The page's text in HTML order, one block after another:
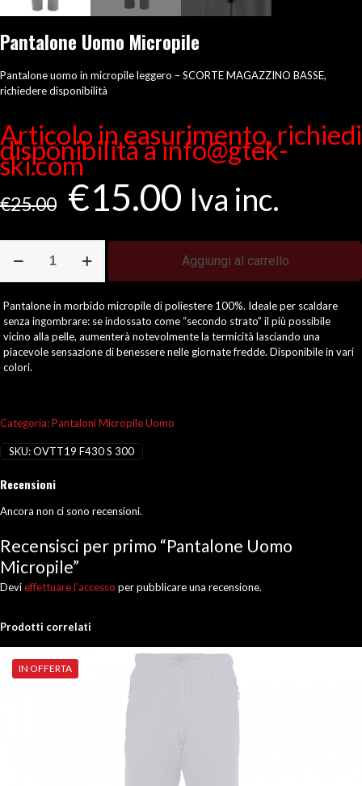
Pantalone Uomo Micropile
Pantalone uomo in micropile leggero – SCORTE MAGAZZINO BASSE,
richiedere disponibilità
Articolo in easurimento, richiedi
disponibilità a info@gtek-
ski.com
€25.00 Il
prezzo
era:
€25.00.
€15.00 Il
prezzo
è:
€15.00.
Iva inc.
Uomo
Aggiungi al carrello
Pantalone in morbido micropile di poliestere 100%. Ideale per scaldare
senza ingombrare: se indossato come “secondo strato” il più possibile
vicino alla pelle, aumenterà notevolmente la termicità lasciando una
piacevole sensazione di benessere nelle giornate fredde. Disponibile in vari
colori.
Categoria:Pantaloni Micropile Uomo
SKU:OVTT19 F430 S 300
Recensioni
Ancora non ci sono recensioni.
Recensisci per primo “Pantalone Uomo
Micropile”
Devieffettuare l’accesso per pubblicare una recensione.
Prodotti correlati
IN OFFERTA